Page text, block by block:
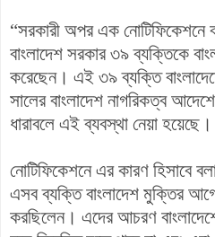
“সরকারী অপর এক নোটিফিকেশনে
বাংলাদেশ সরকার ৩৯ ব্যক্তিকে
করেছেন। এই ৩৯ ব্যক্তি
সালের বাংলাদেশ নাগরিকত্ব
ধারাবলে এই ব্যবস্থা নেয়া হয়েছে।
নোটিফিকেশনে এর কারণ হিসাবে
এসব ব্যক্তি বাংলাদেশ মুক্তির
করছিলেন। এদের আচরণ